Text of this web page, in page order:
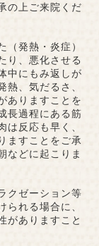
の上ご来院くだ
（発熱・炎症）
り、悪化させる
中にもみ返しが
熱、気だるさ、
ありますことを
長過程にある筋
は反応も早く、
ますことをご承
などに起こりま
クゼーション等
られる場合に、
がありますこと